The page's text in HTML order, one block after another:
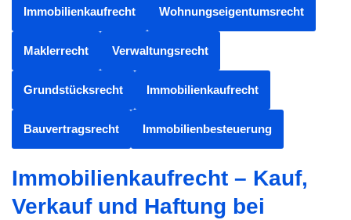
Immobilienkaufrecht Wohnungseigentumsrecht
Maklerrecht Verwaltungsrecht
Grundstücksrecht Immobilienkaufrecht
Bauvertragsrecht Immobilienbesteuerung
Immobilienkaufrecht – Kauf,
Verkauf und Haftung bei